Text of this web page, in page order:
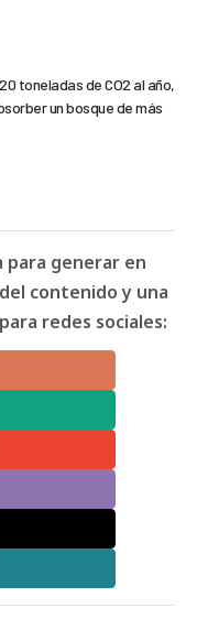
toneladas de CO2 al año,
un bosque de más
para generar en
contenido y una
redes sociales: